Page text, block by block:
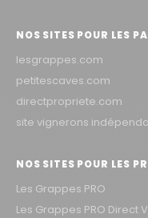
NOS SITES POUR LES
lesgrappes.com
petitescaves.com
directpropriete.com
site vignerons
NOS SITES POUR LES
Les Grappes PRO
Les Grappes PRO Direct